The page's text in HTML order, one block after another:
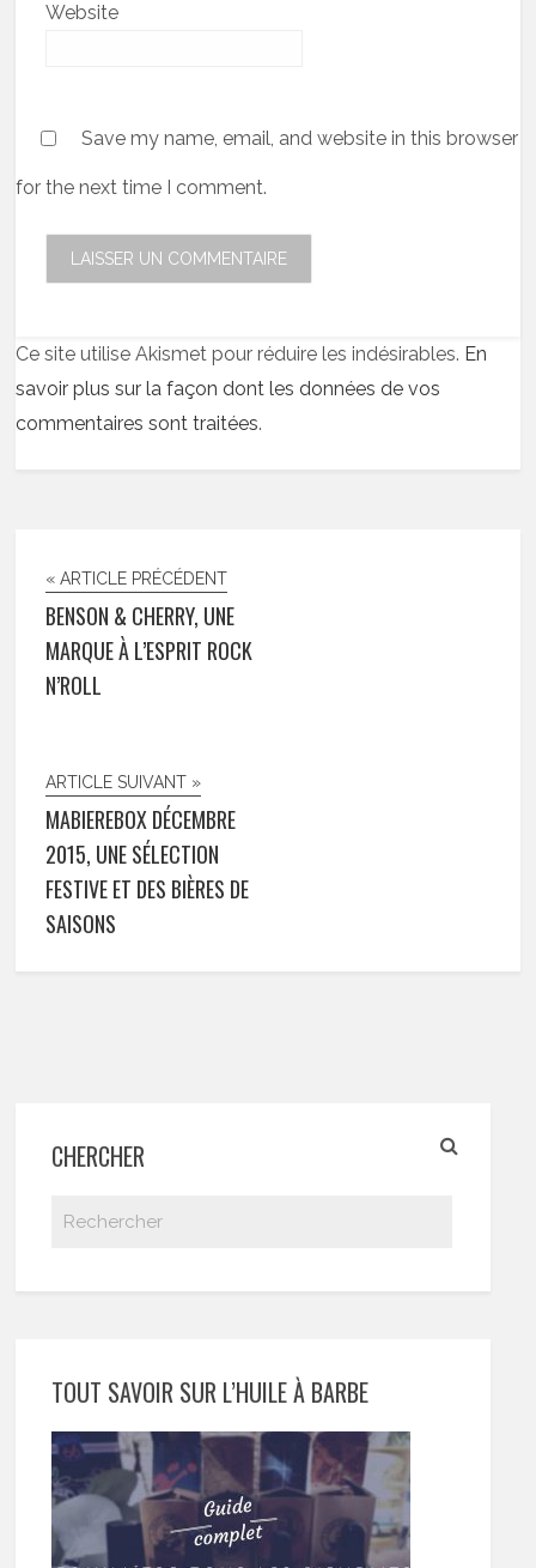
Website
Save my name, email, and website in this browser
for the next time I comment.
Ce site utilise Akismet pour réduire les indésirables. En
savoir plus sur la façon dont les données de vos
commentaires sont traitées.
« ARTICLE PRÉCÉDENT
BENSON & CHERRY, UNE
MARQUE À L’ESPRIT ROCK
N’ROLL
ARTICLE SUIVANT »
MABIEREBOX DÉCEMBRE
2015, UNE SÉLECTION
FESTIVE ET DES BIÈRES DE
SAISONS
CHERCHER
TOUT SAVOIR SUR L’HUILE À BARBE